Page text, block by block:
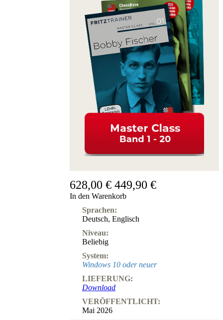
628,00 € 449,90 €
In den Warenkorb
Sprachen:
Deutsch, Englisch
Niveau:
Beliebig
System:
Windows 10 oder neuer
LIEFERUNG:
Download
VERÖFFENTLICHT:
Mai 2026